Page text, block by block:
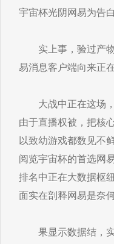
宇宙杯光阴网易为告白
实上事，验过产物
易消息客户端向来正
大战中正在这场，
由于直播权被，把核
以致幼游戏都数见不
阅览宇宙杯的首选网
排名中正在大数据枢
面实在剖释网易是奈
果显示数据结，实